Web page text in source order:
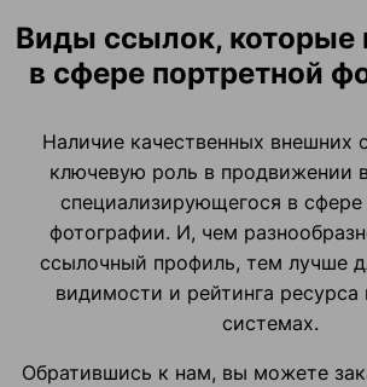
Виды ссылок,
в сфере портретной
Наличие качественных внешних
ключевую роль в продвижении
специализирующегося в сфере
фотографии. И, чем
ссылочный профиль, тем лучше
видимости и рейтинга ресурса
системах.
Обратившись к нам, вы можете